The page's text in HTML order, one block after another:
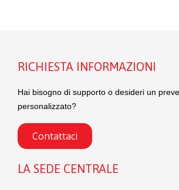
RICHIESTA INFORMAZIONI
Hai bisogno di supporto o desideri un
personalizzato?
Contattaci
LA SEDE CENTRALE